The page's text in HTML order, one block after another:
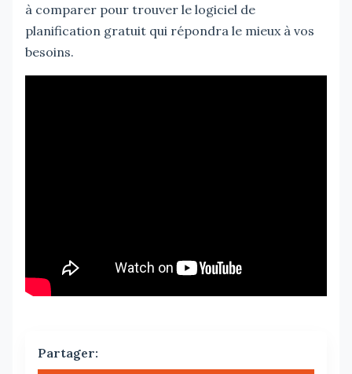
à comparer pour trouver le logiciel de
planification gratuit qui répondra le mieux à vos
besoins.
Partager: